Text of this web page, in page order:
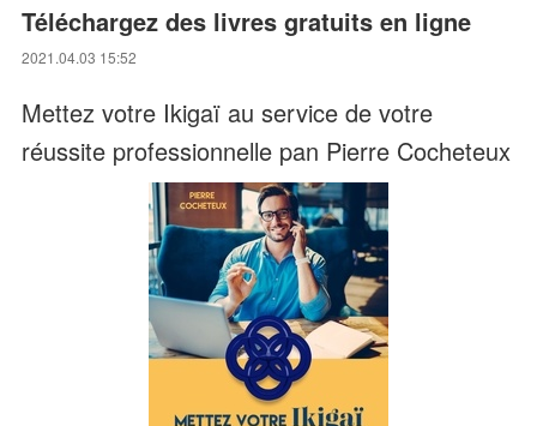
Téléchargez des livres gratuits en ligne
2021.04.03 15:52
Mettez votre Ikigaï au service de votre
réussite professionnelle pan Pierre Cocheteux